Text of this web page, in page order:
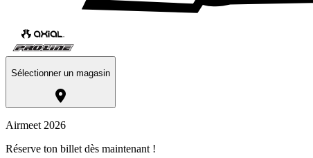
Sélectionner un magasin
Airmeet 2026
Réserve ton billet dès maintenant !